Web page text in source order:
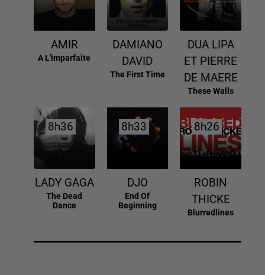
AMIR
A L'imparfaite
DAMIANO
DAVID
The First Time
DUA LIPA
ET PIERRE
DE MAERE
These Walls
8h36
8h36
LADY GAGA
The Dead
Dance
8h33
8h33
DJO
End Of
Beginning
8h26
8h26
ROBIN
THICKE
Blurredlines